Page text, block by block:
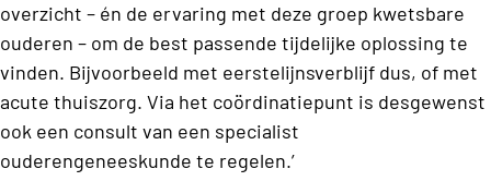
overzicht – én de ervaring met deze groep kwetsbare
ouderen – om de best passende tijdelijke oplossing te
vinden. Bijvoorbeeld met eerstelijnsverblijf dus, of met
acute thuiszorg. Via het coördinatiepunt is desgewenst
ook een consult van een specialist
ouderengeneeskunde te regelen.’